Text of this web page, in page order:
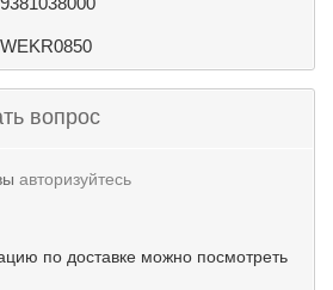
WEKR0850
вопрос
авторизуйтесь
по доставке можно посмотреть